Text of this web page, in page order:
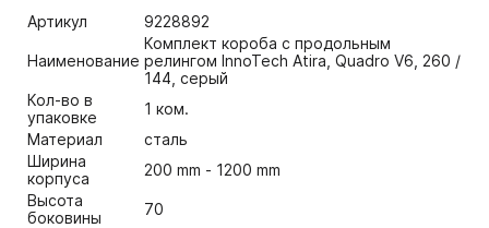
Артикул 9228892
Наименование
Комплект короба с продольным
релингом InnoTech Atira, Quadro V6, 260 /
144, серый
Кол-во в
упаковке
1 ком.
Материал
сталь
Ширина
корпуса
200 mm - 1200 mm
Высота
боковины
70